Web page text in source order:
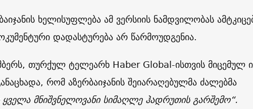
ხელისუფლება ამ ვერსიის ნამდვილობას
დადასტურება არ წარმოუდგენია.
თურქულ ტელეარხ Haber Global-ისთვის მიცემულ
რომ აზერბაიჯანის შეიარაღებულმა ძალებმა
ყველა მნიშვნელოვანი სიმაღლე ჰადრუთისგარშემო“.